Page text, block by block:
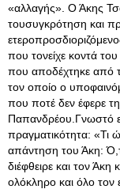
«αλλαγής». Ο Άκης
τουσυγκρότηση και
που τονείχε κοντά
που αποδέχτηκε από
τον οποίο ο
που ποτέ δεν έφερε
Παπανδρέου.Γνωστό
πραγματικότητα: «Τι
απάντηση του Άκη:
διέφθειρε και τον
ολόκληρο και όλο τον